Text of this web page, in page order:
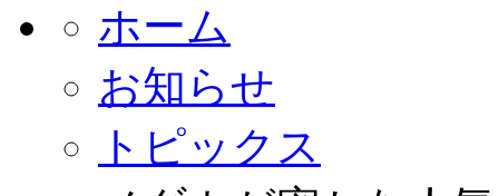
ホーム
お知らせ
トピックス